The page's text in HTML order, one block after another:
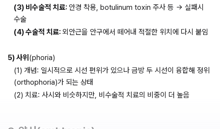
(3) 비수술적 치료: 안경 착용, botulinum toxin 주사 등 → 실패시
수술
(4) 수술적 치료: 외안근을 안구에서 떼어내 적절한 위치에 다시 붙임
5) 사위 (phoria)
(1) 개념: 일시적으로 시선 편위가 있으나 금방 두 시선이 융합해 정위
(orthophoria)가 되는 상태
(2) 치료: 사시와 비슷하지만, 비수술적 치료의 비중이 더 높음